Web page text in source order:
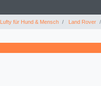
Lufty für Hund & Mensch Land Rover